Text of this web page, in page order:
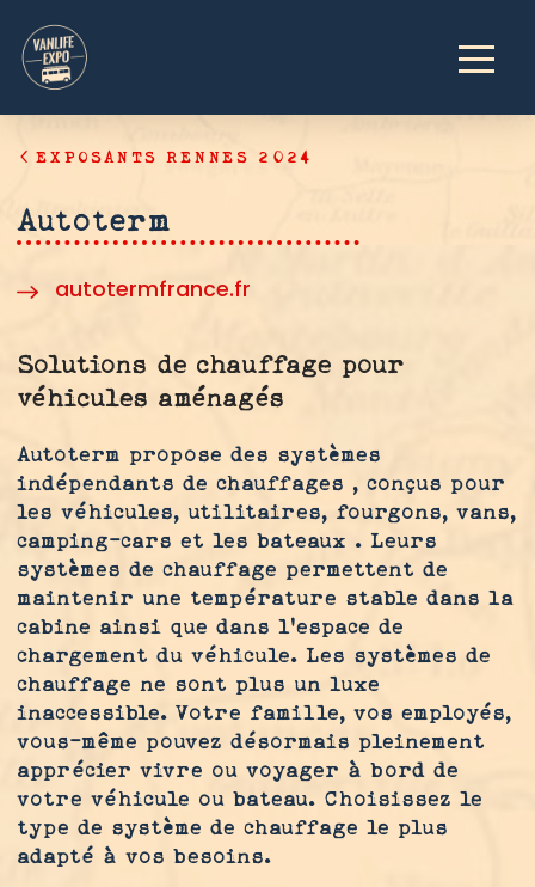
EXPOSANTS RENNES 2024
Autoterm
autotermfrance.fr
Solutions de chauffage pour
véhicules aménagés
Autoterm propose des systèmes
indépendants de chauffages , conçus pour
les véhicules, utilitaires, fourgons, vans,
camping-cars et les bateaux . Leurs
systèmes de chauffage permettent de
maintenir une température stable dans la
cabine ainsi que dans l’espace de
chargement du véhicule. Les systèmes de
chauffage ne sont plus un luxe
inaccessible. Votre famille, vos employés,
vous-même pouvez désormais pleinement
apprécier vivre ou voyager à bord de
votre véhicule ou bateau. Choisissez le
type de système de chauffage le plus
adapté à vos besoins.